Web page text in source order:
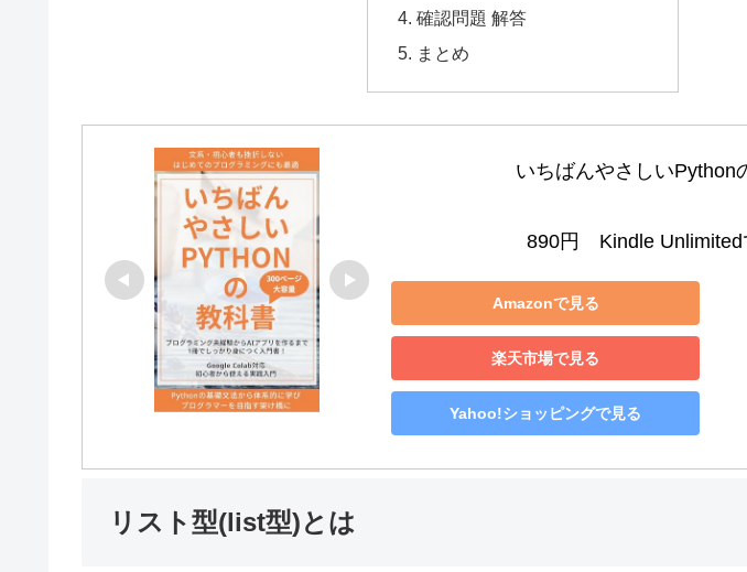
確認問題 解答
まとめ
いちばんやさしいPython
890円　Kindle Unlimited
Amazonで見る
楽天市場で見る
Yahoo!ショッピングで見る
リスト型(list型)とは